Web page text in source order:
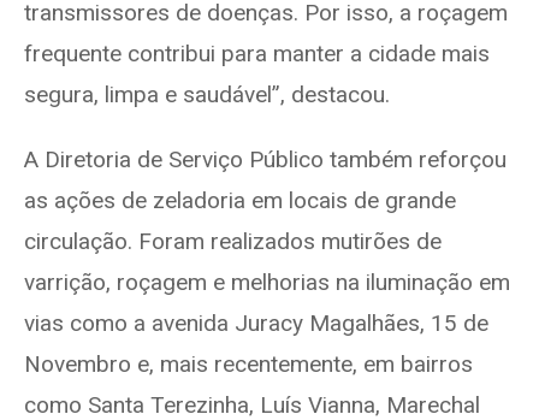
transmissores de doenças. Por isso, a roçagem
frequente contribui para manter a cidade mais
segura, limpa e saudável”, destacou.
A Diretoria de Serviço Público também reforçou
as ações de zeladoria em locais de grande
circulação. Foram realizados mutirões de
varrição, roçagem e melhorias na iluminação em
vias como a avenida Juracy Magalhães, 15 de
Novembro e, mais recentemente, em bairros
como Santa Terezinha, Luís Vianna, Marechal